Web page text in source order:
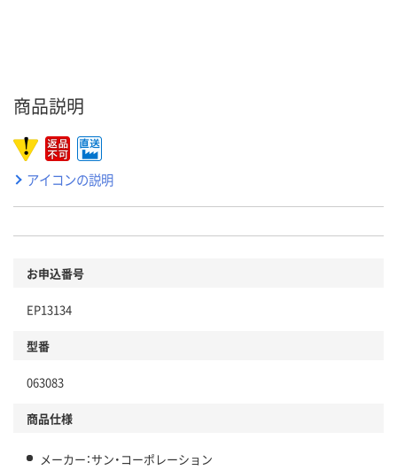
商品説明
アイコンの説明
お申込番号
EP13134
型番
063083
商品仕様
メーカー：サン・コーポレーション